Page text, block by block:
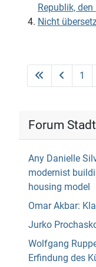
Republik,
Nicht
1
Forum Stadt
Any Danielle
modernist
housing model
Omar Akbar:
Jurko
Wolfgang
Erfindung des